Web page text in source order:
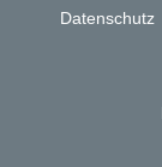
Datenschutz